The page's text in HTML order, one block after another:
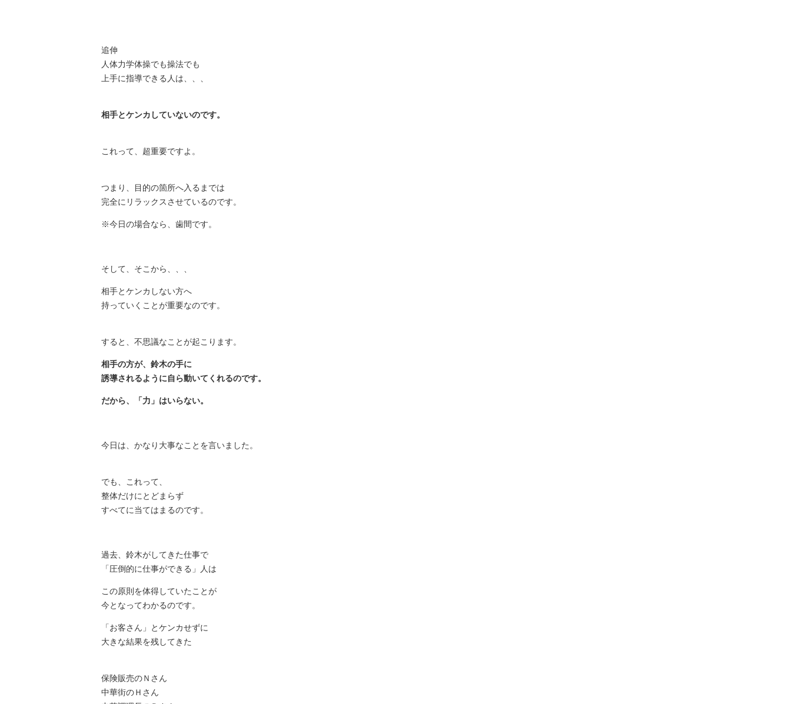
追伸
人体力学体操でも操法でも
上手に指導できる人は、、、
相手とケンカしていないのです。
これって、超重要ですよ。
つまり、目的の箇所へ入るまでは
完全にリラックスさせているのです。
※今日の場合なら、歯間です。
そして、そこから、、、
相手とケンカしない方へ
持っていくことが重要なのです。
すると、不思議なことが起こります。
相手の方が、鈴木の手に
誘導されるように自ら動いてくれるのです。
だから、「力」はいらない。
今日は、かなり大事なことを言いました。
でも、これって、
整体だけにとどまらず
すべてに当てはまるのです。
過去、鈴木がしてきた仕事で
「圧倒的に仕事ができる」人は
この原則を体得していたことが
今となってわかるのです。
「お客さん」とケンカせずに
大きな結果を残してきた
保険販売のＮさん
中華街のＨさん